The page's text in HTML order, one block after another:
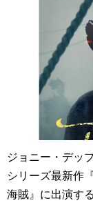
ジョニー・デッ
シリーズ最新作
海賊』に出演す